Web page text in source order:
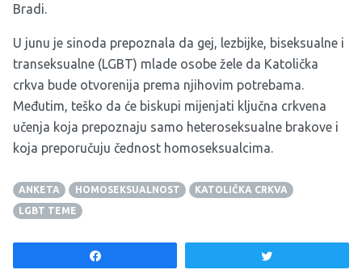
Bradi.
U junu je sinoda prepoznala da gej, lezbijke, biseksualne i
transeksualne (LGBT) mlade osobe žele da Katolička
crkva bude otvorenija prema njihovim potrebama.
Međutim, teško da će biskupi mijenjati ključna crkvena
učenja koja prepoznaju samo heteroseksualne brakove i
koja preporučuju čednost homoseksualcima.
ANKETA HOMOSEKSUALNOST
KATOLIČKA CRKVA
LGBT TEME